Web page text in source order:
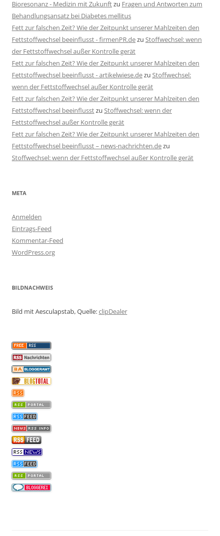
Bioresonanz - Medizin mit Zukunftzu Fragen und Antworten zum
Behandlungsansatz bei Diabetes mellitus
Fett zur falschen Zeit? Wie der Zeitpunkt unserer Mahlzeiten den
Fettstoffwechsel beeinflusst - firmenPR.dezu Stoffwechsel: wenn
der Fettstoffwechsel außer Kontrolle gerät
Fett zur falschen Zeit? Wie der Zeitpunkt unserer Mahlzeiten den
Fettstoffwechsel beeinflusst - artikelwiese.dezu Stoffwechsel:
wenn der Fettstoffwechsel außer Kontrolle gerät
Fett zur falschen Zeit? Wie der Zeitpunkt unserer Mahlzeiten den
Fettstoffwechsel beeinflusstzu Stoffwechsel: wenn der
Fettstoffwechsel außer Kontrolle gerät
Fett zur falschen Zeit? Wie der Zeitpunkt unserer Mahlzeiten den
Fettstoffwechsel beeinflusst – news-nachrichten.dezu
Stoffwechsel: wenn der Fettstoffwechsel außer Kontrolle gerät
META
Anmelden
Eintrags-Feed
Kommentar-Feed
WordPress.org
BILDNACHWEIS
Bild mit Aesculapstab, Quelle:clipDealer